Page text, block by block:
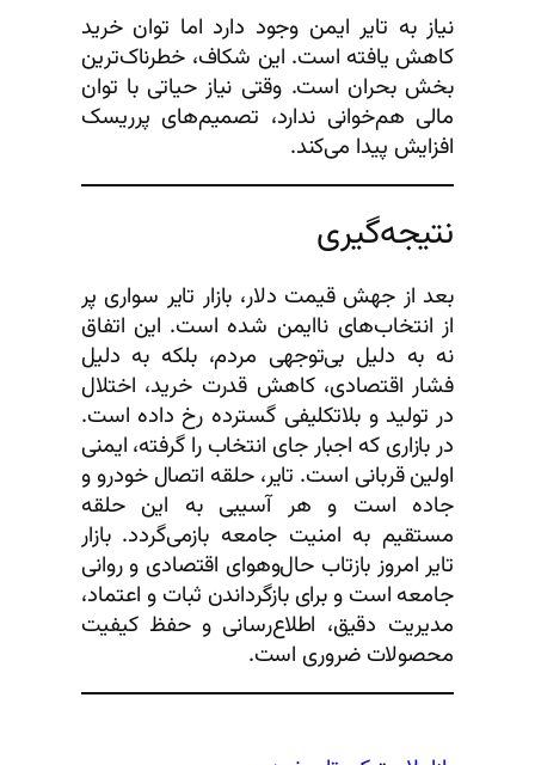
نیاز به تایر ایمن وجود دارد اما توان خرید
کاهش یافته است. این شکاف، خطرناک‌ترین
بخش بحران است. وقتی نیاز حیاتی با توان
مالی هم‌خوانی ندارد، تصمیم‌های پرریسک
افزایش پیدا می‌کند.
نتیجه‌گیری
بعد از جهش قیمت دلار، بازار تایر سواری پر
از انتخاب‌های ناایمن شده است. این اتفاق
نه به دلیل بی‌توجهی مردم، بلکه به دلیل
فشار اقتصادی، کاهش قدرت خرید، اختلال
در تولید و بلاتکلیفی گسترده رخ داده است.
در بازاری که اجبار جای انتخاب را گرفته، ایمنی
اولین قربانی است. تایر، حلقه اتصال خودرو و
جاده است و هر آسیبی به این حلقه
مستقیم به امنیت جامعه بازمی‌گردد. بازار
تایر امروز بازتاب حال‌وهوای اقتصادی و روانی
جامعه است و برای بازگرداندن ثبات و اعتماد،
مدیریت دقیق، اطلاع‌رسانی و حفظ کیفیت
محصولات ضروری است.